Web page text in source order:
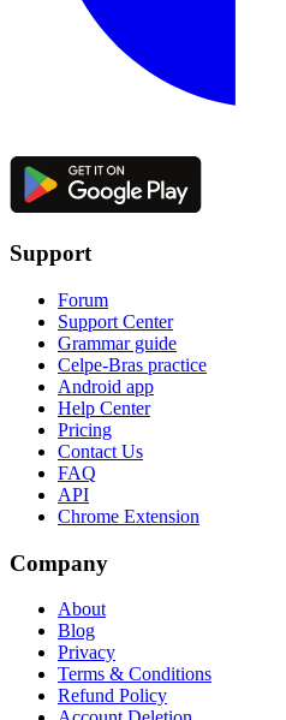
Support
Forum
Support Center
Grammar guide
Celpe-Bras practice
Android app
Help Center
Pricing
Contact Us
FAQ
API
Chrome Extension
Company
About
Blog
Privacy
Terms & Conditions
Refund Policy